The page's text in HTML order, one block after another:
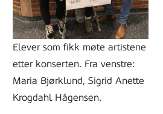
Elever som fikk møte artistene
etter konserten. Fra venstre:
Maria Bjørklund, Sigrid Anette
Krogdahl Hågensen.